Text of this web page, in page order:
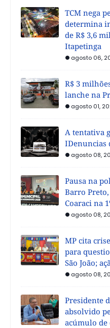
TCM nega
determina
de R$ 3,6
Itapetinga
agosto 06,
R$ 3
lanche na
agosto 01,
A tentativa
IDenuncias
agosto 08,
Pausa na
Barro Preto,
Coaraci na
agosto 08,
MP cita
para
São João;
agosto 08,
Presidente
absolvido
acúmulo de